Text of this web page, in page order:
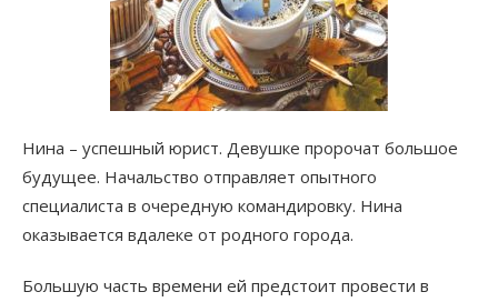
Нина – успешный юрист. Девушке пророчат большое
будущее. Начальство отправляет опытного
специалиста в очередную командировку. Нина
оказывается вдалеке от родного города.
Большую часть времени ей предстоит провести в